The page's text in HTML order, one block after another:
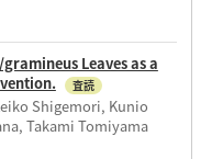
Leaves as a
査読
Shigemori, Kunio
Takami Tomiyama